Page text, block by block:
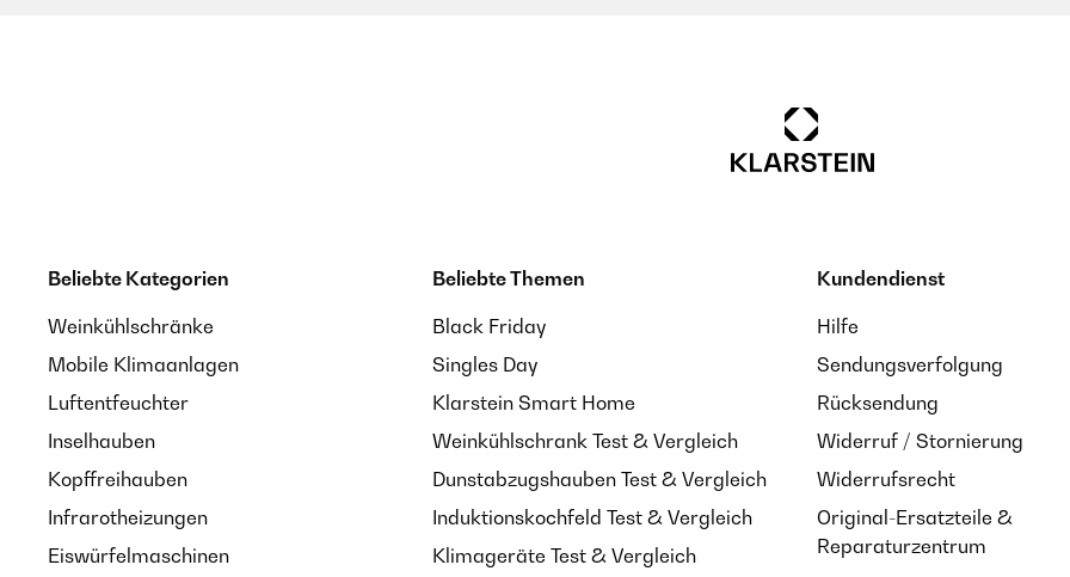
Beliebte Kategorien
Weinkühlschränke
Mobile Klimaanlagen
Luftentfeuchter
Inselhauben
Kopffreihauben
Infrarotheizungen
Eiswürfelmaschinen
Beliebte Themen
Black Friday
Singles Day
Klarstein Smart Home
Weinkühlschrank Test & Vergleich
Dunstabzugshauben Test & Vergleich
Induktionskochfeld Test & Vergleich
Klimageräte Test & Vergleich
Kundendienst
Hilfe
Sendungsverfolgung
Rücksendung
Widerruf / Stornierung
Widerrufsrecht
Original-Ersatzteile &
Reparaturzentrum